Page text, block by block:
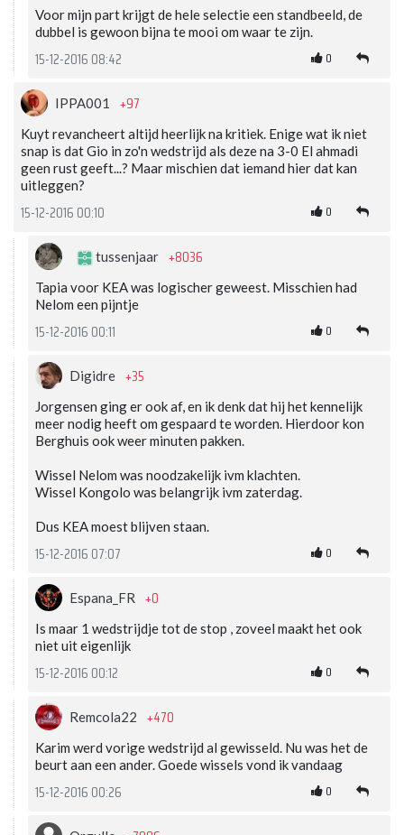
Voor mijn part krijgt de hele selectie een standbeeld, de
dubbel is gewoon bijna te mooi om waar te zijn.
15-12-2016 08:42 0
IPPA001 +97
Kuyt revancheert altijd heerlijk na kritiek. Enige wat ik niet
snap is dat Gio in zo'n wedstrijd als deze na 3-0 El ahmadi
geen rust geeft...? Maar mischien dat iemand hier dat kan
uitleggen?
15-12-2016 00:10 0
tussenjaar +8036
Tapia voor KEA was logischer geweest. Misschien had
Nelom een pijntje
15-12-2016 00:11 0
Digidre +35
Jorgensen ging er ook af, en ik denk dat hij het kennelijk
meer nodig heeft om gespaard te worden. Hierdoor kon
Berghuis ook weer minuten pakken.
Wissel Nelom was noodzakelijk ivm klachten.
Wissel Kongolo was belangrijk ivm zaterdag.
Dus KEA moest blijven staan.
15-12-2016 07:07 0
Espana_FR +0
Is maar 1 wedstrijdje tot de stop , zoveel maakt het ook
niet uit eigenlijk
15-12-2016 00:12 0
Remcola22 +470
Karim werd vorige wedstrijd al gewisseld. Nu was het de
beurt aan een ander. Goede wissels vond ik vandaag
15-12-2016 00:26 0